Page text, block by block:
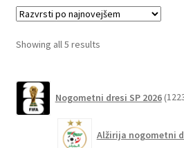
Showing all 5 resultsSorted
Nogometni dresi SP 2026
Alžirija nogometni